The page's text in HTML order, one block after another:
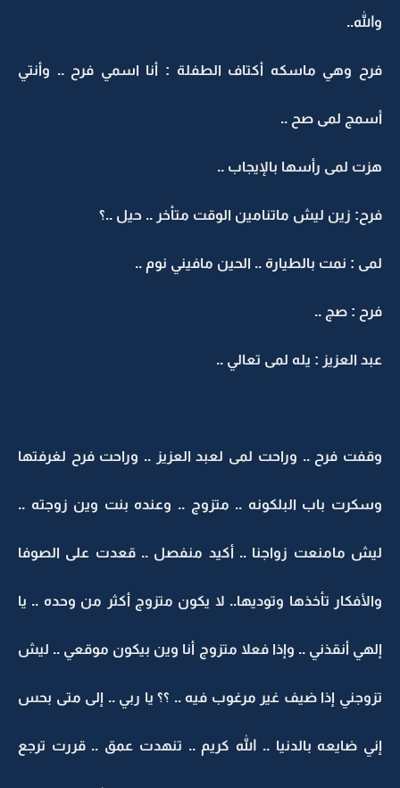
والله..
فرح وهي ماسكه أكتاف الطفلة : أنا اسمي فرح .. وأنتي
أسمج لمى صح ..
هزت لمى رأسها بالإيجاب ..
فرح: زين ليش ماتنامين الوقت متأخر .. حيل ..؟
لمى : نمت بالطيارة .. الحين مافيني نوم ..
فرح : صج ..
عبد العزيز : يله لمى تعالي ..
وقفت فرح .. وراحت لمى لعبد العزيز .. وراحت فرح لغرفتها
وسكرت باب البلكونه .. متزوج .. وعنده بنت وين زوجته ..
ليش مامنعت زواجنا .. أكيد منفصل .. قعدت على الصوفا
والأفكار تأخذها وتوديها.. لا يكون متزوج أكثر من وحده .. يا
إلهي أنقذني .. وإذا فعلا متزوج أنا وين بيكون موقعي .. ليش
تزوجني إذا ضيف غير مرغوب فيه .. ؟؟ يا ربي .. إلى متى بحس
إني ضايعه بالدنيا .. الله كريم .. تنهدت عمق .. قررت ترجع